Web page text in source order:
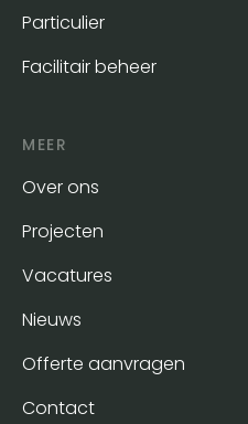
Particulier
Facilitair beheer
MEER
Over ons
Projecten
Vacatures
Nieuws
Offerte aanvragen
Contact